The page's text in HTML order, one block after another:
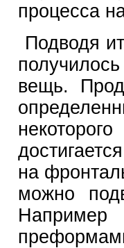
процесса
Подводя
вещь.
на
можно